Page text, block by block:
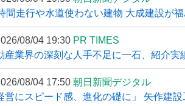
間走行や水道使わない建物 大成建設が
08/04 19:30 PR TIMES
産業界の深刻な人手不足に一石、紹介実
08/04 17:50 朝日新聞デジタル
営にスピード感、進化の礎に」 矢作建